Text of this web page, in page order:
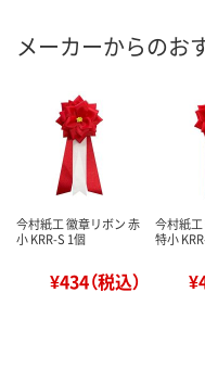
メーカーからのお
今村紙工 徽章リボン 赤
小 KRR-S 1個
¥434（税込）
今村紙
特小